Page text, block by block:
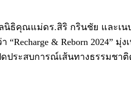
ธิคุณแม่ดร.สิริ กรินชัย และเ
& Reborn 2024”
ระสบการณ์เส้นทางธรรมชา